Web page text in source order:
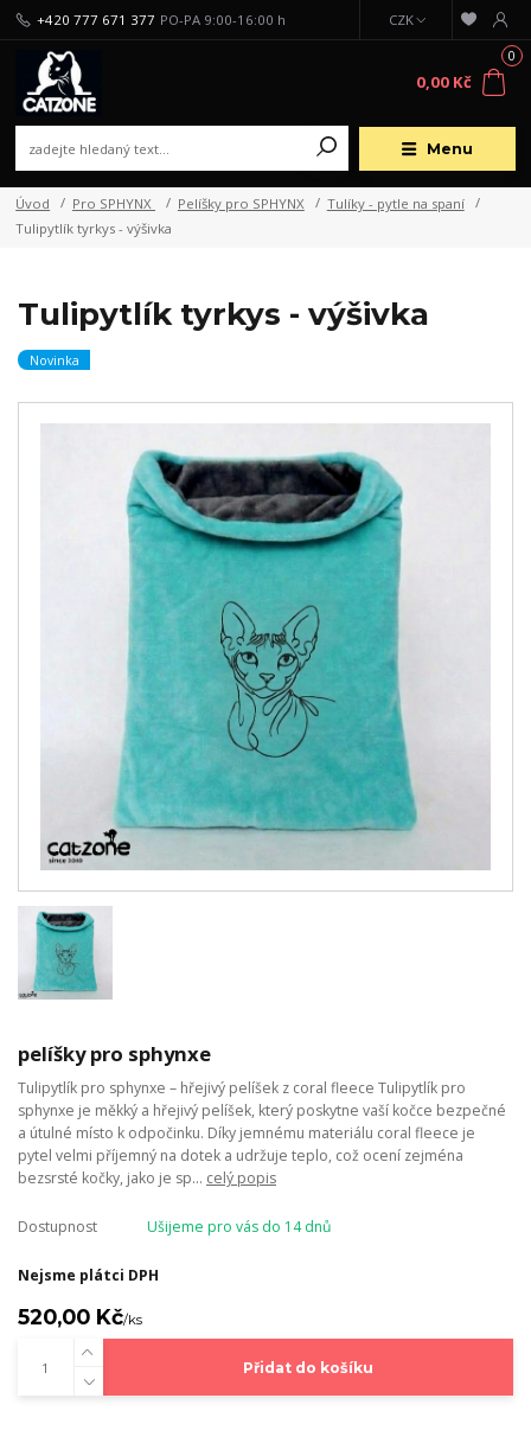
Menu
CZK
+420 777 671 377 PO-PA 9:00-16:00 h
0
0,00 Kč
Úvod Pro SPHYNX Pelíšky pro SPHYNX
Tulíky - pytle na spaní
Tulipytlík tyrkys - výšivka
Tulipytlík tyrkys - výšivka
Novinka
pelíšky pro sphynxe
Tulipytlík pro sphynxe – hřejivý pelíšek z coral fleece Tulipytlík pro
sphynxe je měkký a hřejivý pelíšek, který poskytne vaší kočce bezpečné
a útulné místo k odpočinku. Díky jemnému materiálu coral fleece je
pytel velmi příjemný na dotek a udržuje teplo, což ocení zejména
bezsrsté kočky, jako je sp... celý popis
Dostupnost Ušijeme pro vás do 14 dnů
Nejsme plátci DPH
520,00 Kč/ks
Přidat do košíku